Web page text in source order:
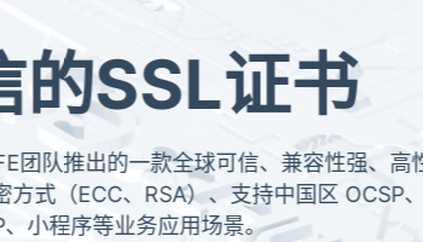
全球可信的
iTrustSSL是由KNOWSAFE团队推出的一
SSL证书，支持主流的加密方式（ECC、
企业官网、API服务、APP、小程序等业务应